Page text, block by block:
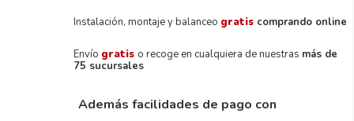
Instalación, montaje y balanceo gratis comprando online
Envío gratis o recoge en cualquiera de nuestras más de
75 sucursales
Además facilidades de pago con